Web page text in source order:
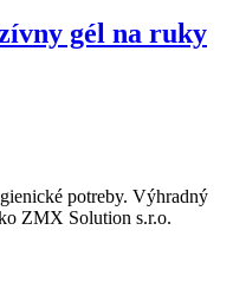
gél na ruky
potreby. Výhradný
ZMX Solution s.r.o.